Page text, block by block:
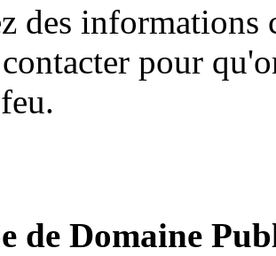
des informations
pour
de Domaine